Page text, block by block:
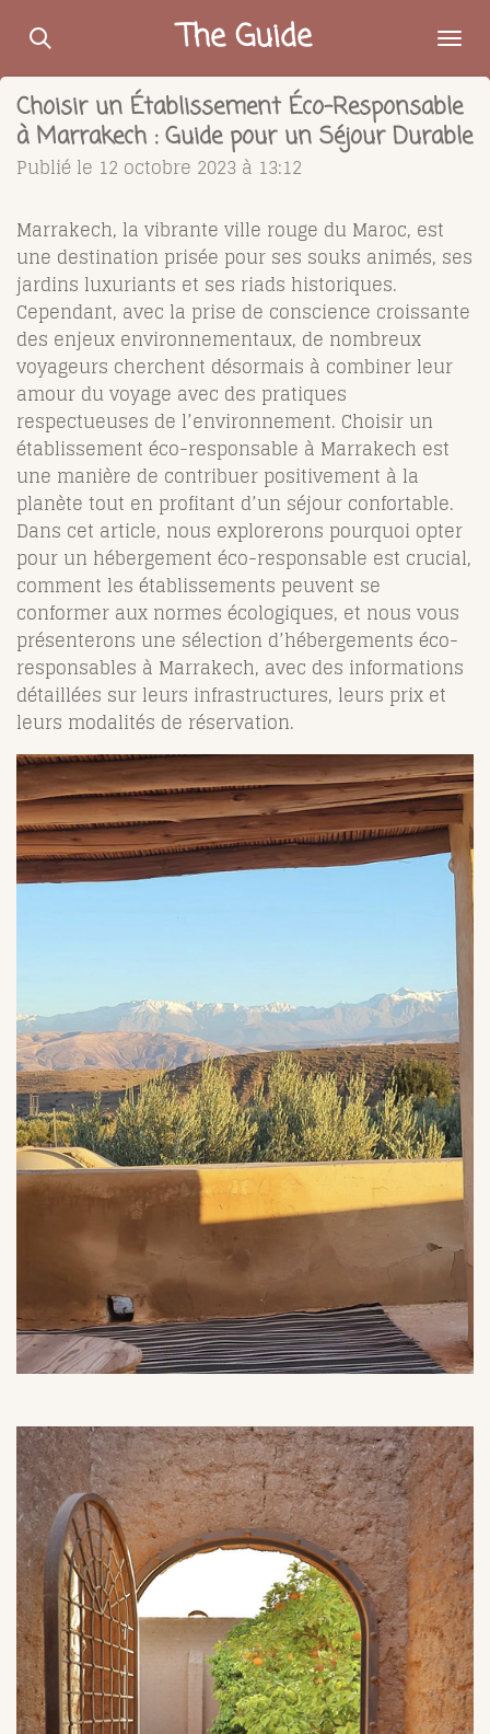
Passer
contenu
principal
The Guide
Choisir un Établissement Éco-Responsable
à Marrakech : Guide pour un Séjour Durable
Publié le 12 octobre 2023 à 13:12
Marrakech, la vibrante ville rouge du Maroc, est
une destination prisée pour ses souks animés, ses
jardins luxuriants et ses riads historiques.
Cependant, avec la prise de conscience croissante
des enjeux environnementaux, de nombreux
voyageurs cherchent désormais à combiner leur
amour du voyage avec des pratiques
respectueuses de l’environnement. Choisir un
établissement éco-responsable à Marrakech est
une manière de contribuer positivement à la
planète tout en profitant d’un séjour confortable.
Dans cet article, nous explorerons pourquoi opter
pour un hébergement éco-responsable est crucial,
comment les établissements peuvent se
conformer aux normes écologiques, et nous vous
présenterons une sélection d’hébergements éco-
responsables à Marrakech, avec des informations
détaillées sur leurs infrastructures, leurs prix et
leurs modalités de réservation.